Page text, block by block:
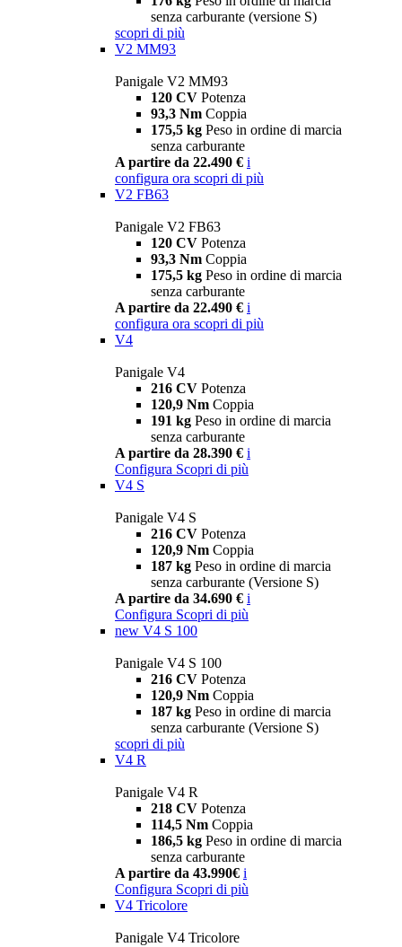
senza carburante (versione S)
scopri di più
V2 MM93
Panigale V2 MM93
120 CV Potenza
93,3 Nm Coppia
175,5 kg Peso in ordine di marcia
senza carburante
A partire da 22.490 € i
configura ora scopri di più
V2 FB63
Panigale V2 FB63
120 CV Potenza
93,3 Nm Coppia
175,5 kg Peso in ordine di marcia
senza carburante
A partire da 22.490 € i
configura ora scopri di più
V4
Panigale V4
216 CV Potenza
120,9 Nm Coppia
191 kg Peso in ordine di marcia
senza carburante
A partire da 28.390 € i
Configura Scopri di più
V4 S
Panigale V4 S
216 CV Potenza
120,9 Nm Coppia
187 kg Peso in ordine di marcia
senza carburante (Versione S)
A partire da 34.690 € i
Configura Scopri di più
new V4 S 100
Panigale V4 S 100
216 CV Potenza
120,9 Nm Coppia
187 kg Peso in ordine di marcia
senza carburante (Versione S)
scopri di più
V4 R
Panigale V4 R
218 CV Potenza
114,5 Nm Coppia
186,5 kg Peso in ordine di marcia
senza carburante
A partire da 43.990€ i
Configura Scopri di più
V4 Tricolore
Panigale V4 Tricolore